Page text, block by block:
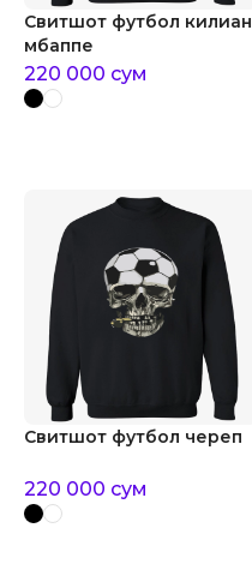
Свитшот футбол килиан
мбаппе
220 000 сум
Свитшот футбол череп
220 000 сум